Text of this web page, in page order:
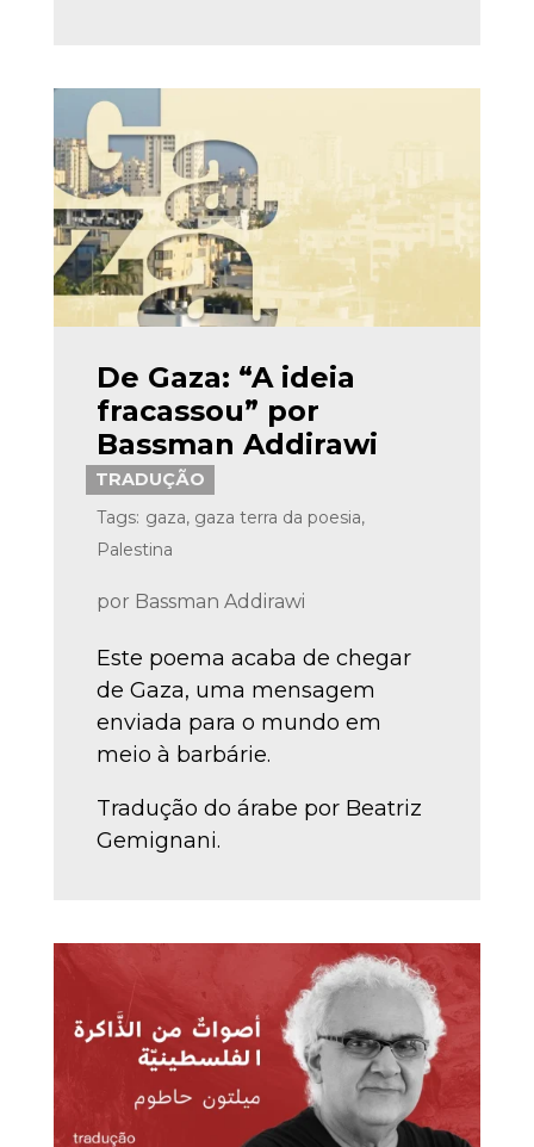
De Gaza: “A ideia
fracassou” por
Bassman Addirawi
TRADUÇÃO
Tags: gaza, gaza terra da poesia,
Palestina
por Bassman Addirawi
Este poema acaba de chegar
de Gaza, uma mensagem
enviada para o mundo em
meio à barbárie.
Tradução do árabe por Beatriz
Gemignani.